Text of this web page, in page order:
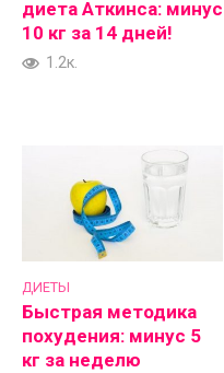
диета Аткинса: минус
10 кг за 14 дней!
1.2к.
ДИЕТЫ
Быстрая методика
похудения: минус 5
кг за неделю